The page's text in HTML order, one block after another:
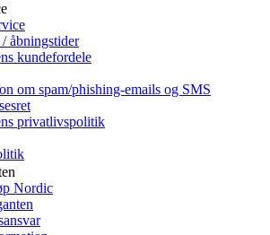
/ åbningstider
kundefordele
om spam/phishing-emails og SMS
privatlivspolitik
Nordic